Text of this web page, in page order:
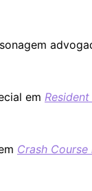
em
Crash Course